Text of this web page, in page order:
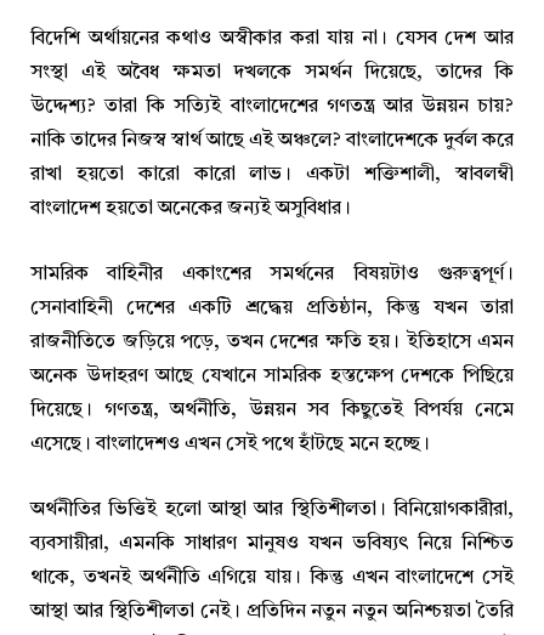
বিদেশি অর্থায়নের কথাও অস্বীকার করা যায় না। যেসব দেশ আর
সংস্থা এই অবৈধ ক্ষমতা দখলকে সমর্থন দিয়েছে, তাদের কি
উদ্দেশ্য? তারা কি সত্যিই বাংলাদেশের গণতন্ত্র আর উন্নয়ন চায়?
নাকি তাদের নিজস্ব স্বার্থ আছে এই অঞ্চলে? বাংলাদেশকে দুর্বল করে
রাখা হয়তো কারো কারো লাভ। একটা শক্তিশালী, স্বাবলম্বী
বাংলাদেশ হয়তো অনেকের জন্যই অসুবিধার।
সামরিক বাহিনীর একাংশের সমর্থনের বিষয়টাও গুরুত্বপূর্ণ।
সেনাবাহিনী দেশের একটি শ্রদ্ধেয় প্রতিষ্ঠান, কিন্তু যখন তারা
রাজনীতিতে জড়িয়ে পড়ে, তখন দেশের ক্ষতি হয়। ইতিহাসে এমন
অনেক উদাহরণ আছে যেখানে সামরিক হস্তক্ষেপ দেশকে পিছিয়ে
দিয়েছে। গণতন্ত্র, অর্থনীতি, উন্নয়ন সব কিছুতেই বিপর্যয় নেমে
এসেছে। বাংলাদেশও এখন সেই পথে হাঁটছে মনে হচ্ছে।
অর্থনীতির ভিত্তিই হলো আস্থা আর স্থিতিশীলতা। বিনিয়োগকারীরা,
ব্যবসায়ীরা, এমনকি সাধারণ মানুষও যখন ভবিষ্যৎ নিয়ে নিশ্চিত
থাকে, তখনই অর্থনীতি এগিয়ে যায়। কিন্তু এখন বাংলাদেশে সেই
আস্থা আর স্থিতিশীলতা নেই। প্রতিদিন নতুন নতুন অনিশ্চয়তা তৈরি